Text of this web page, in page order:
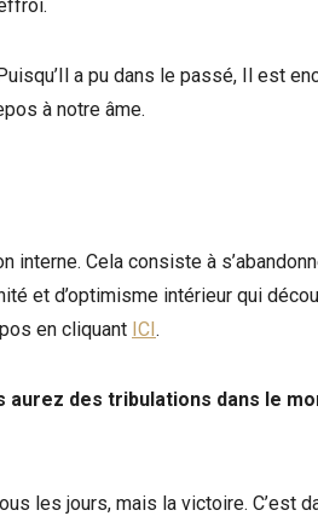
a pu dans le passé, Il est
à notre âme.
interne. Cela consiste à
et d’optimisme intérieur qui
en cliquant ICI.
aurez des tribulations dans le
les jours, mais la victoire. C’est